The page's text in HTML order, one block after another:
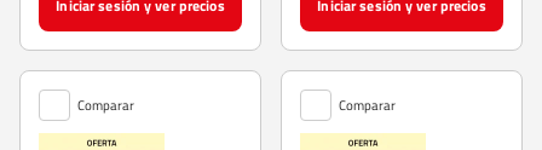
Iniciar sesión y ver precios Iniciar sesión y ver precios
Comparar Comparar